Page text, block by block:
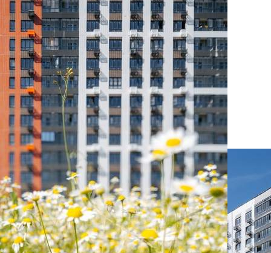
Этаж
-1
Предлагается
Продажа
Желаемый / подходящий вид деятельности
Не указано
Назначение
Не указано
Размер площади (м2)
2.5
Цена за помещение
290 000 руб.
О помещении